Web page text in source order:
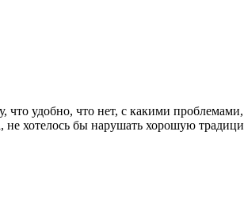
удобно, что нет, с какими
не хотелось бы нарушать хорошую